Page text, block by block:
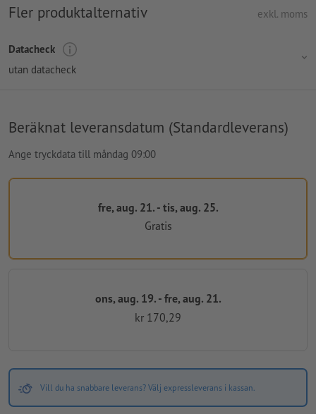
Fler produktalternativ exkl. moms
Datacheck
utan datacheck
Beräknat leveransdatum (Standardleverans)
Ange tryckdata till måndag 09:00
fre, aug. 21. - tis, aug. 25.
Gratis
ons, aug. 19. - fre, aug. 21.
kr 170,29
Vill du ha snabbare leverans? Välj expressleverans i kassan.